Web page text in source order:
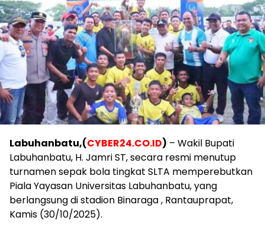
Labuhanbatu,(CYBER24.CO.ID) – Wakil Bupati
Labuhanbatu, H. Jamri ST, secara resmi menutup
turnamen sepak bola tingkat SLTA memperebutkan
Piala Yayasan Universitas Labuhanbatu, yang
berlangsung di stadion Binaraga , Rantauprapat,
Kamis (30/10/2025).